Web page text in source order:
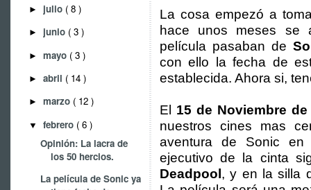
► julio ( 8 )
► junio ( 3 )
► mayo ( 3 )
► abril ( 14 )
► marzo ( 12 )
▼ febrero ( 6 )
Opinión: La lacra de
los 50 hercios.
La película de Sonic ya
La cosa empezó a
hace unos meses se
película pasaban de
con ello la fecha de
establecida. Ahora si,
El 15 de Noviembre
nuestros cines mas
aventura de Sonic en
ejecutivo de la cinta
Deadpool , y en la silla